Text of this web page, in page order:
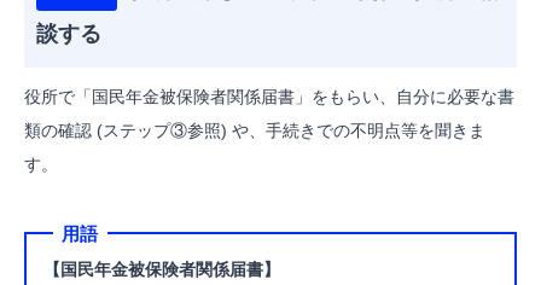
談する
役所で「国民年金被保険者関係届書」をもらい、自分に必要な書
類の確認 (ステップ③参照) や、手続きでの不明点等を聞きま
す。
用語
【国民年金被保険者関係届書】